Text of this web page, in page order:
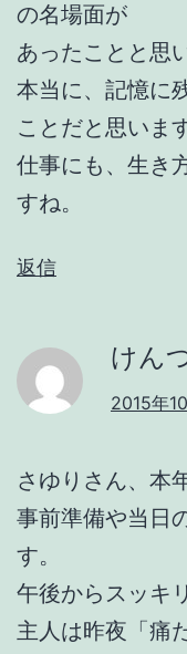
の名場面が
あったことと思
本当に、記憶に
ことだと思いま
仕事にも、生き
すね。
返信
けん
2015年
さゆりさん、本
事前準備や当日
す。
午後からスッキ
主人は昨夜「痛